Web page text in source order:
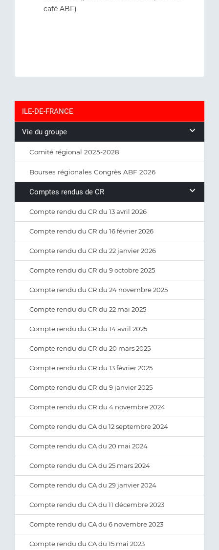
café ABF)
ILE-DE-FRANCE
Vie du groupe
Comité régional 2025-2028
Bourses régionales Congrès ABF 2026
Comptes rendus de CR
Compte rendu du CR du 13 avril 2026
Compte rendu du CR du 16 février 2026
Compte rendu du CR du 22 janvier 2026
Compte rendu du CR du 9 octobre 2025
Compte rendu du CR du 24 novembre 2025
Compte rendu du CR du 22 mai 2025
Compte rendu du CR du 14 avril 2025
Compte rendu du CR du 20 mars 2025
Compte rendu du CR du 13 février 2025
Compte rendu du CR du 9 janvier 2025
Compte rendu du CR du 4 novembre 2024
Compte rendu du CA du 12 septembre 2024
Compte rendu du CA du 20 mai 2024
Compte rendu du CA du 25 mars 2024
Compte rendu du CA du 29 janvier 2024
Compte rendu du CA du 11 décembre 2023
Compte rendu du CA du 6 novembre 2023
Compte rendu du CA du 15 mai 2023